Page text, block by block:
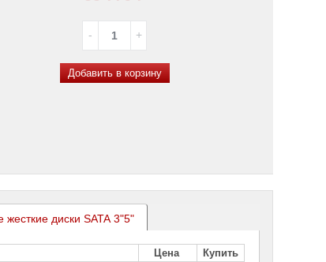
Добавить в корзину
диски SATA 3"5"
Цена
Купить